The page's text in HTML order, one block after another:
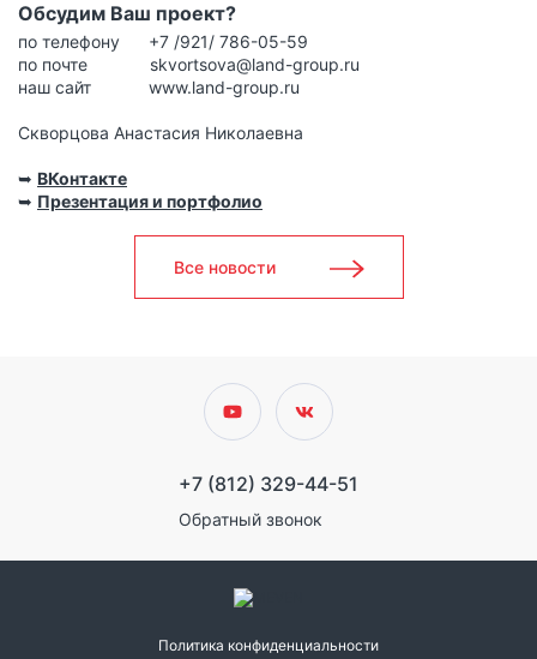
Обсудим Ваш проект?
по телефону +7 /921/ 786-05-59
по почте skvortsova@land-group.ru
наш сайт www.land-group.ru
Скворцова Анастасия Николаевна
➥ ВКонтакте
➥ Презентация и портфолио
Все новости
+7 (812) 329-44-51
Обратный звонок
Политика конфиденциальности